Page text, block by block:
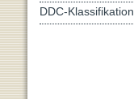
DDC-Klassifikation